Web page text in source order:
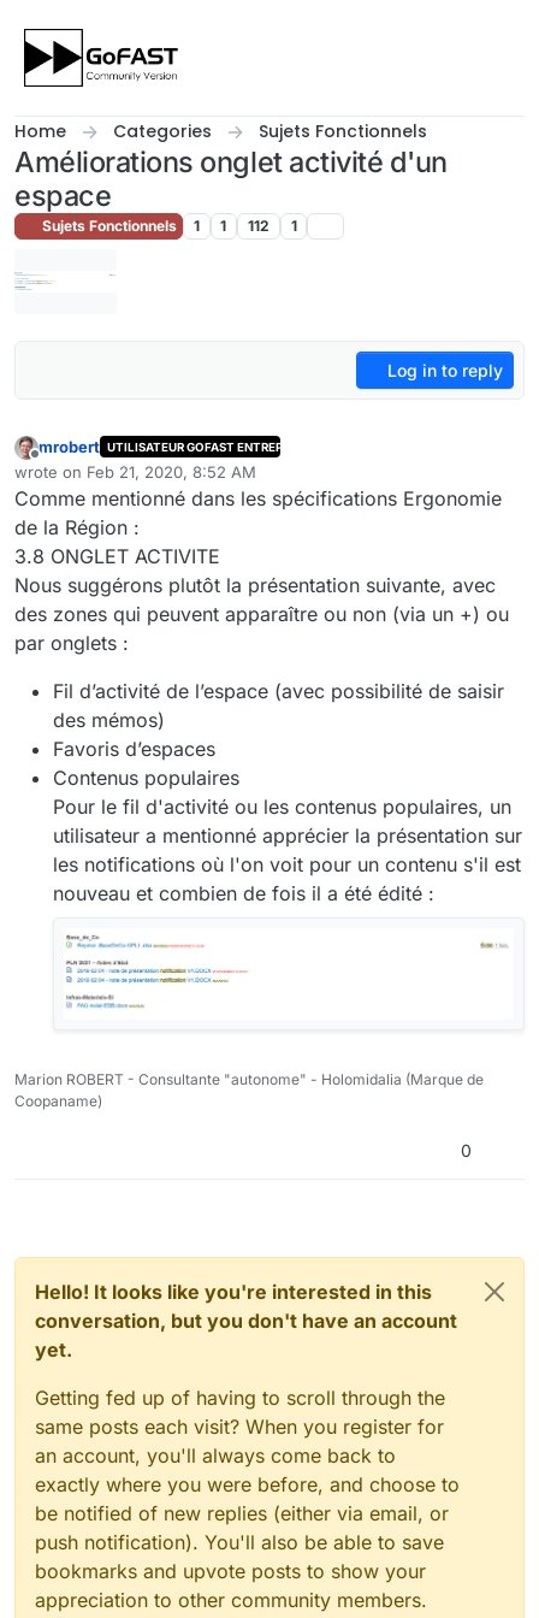
Home Categories Sujets Fonctionnels
Améliorations onglet activité d'un
espace
Sujets Fonctionnels 1 1 112 1
Log in to reply
Offline
mrobert UTILISATEUR GOFAST ENTREPRISE
wrote on Feb 21, 2020, 8:52 AM
last edited by
Comme mentionné dans les spécifications Ergonomie
de la Région :
3.8 ONGLET ACTIVITE
Nous suggérons plutôt la présentation suivante, avec
des zones qui peuvent apparaître ou non (via un +) ou
par onglets :
Fil d’activité de l’espace (avec possibilité de saisir
des mémos)
Favoris d’espaces
Contenus populaires
Pour le fil d'activité ou les contenus populaires, un
utilisateur a mentionné apprécier la présentation sur
les notifications où l'on voit pour un contenu s'il est
nouveau et combien de fois il a été édité :
Marion ROBERT - Consultante "autonome" - Holomidalia (Marque de
Coopaname)
0
Hello! It looks like you're interested in this
conversation, but you don't have an account
yet.
Getting fed up of having to scroll through the
same posts each visit? When you register for
an account, you'll always come back to
exactly where you were before, and choose to
be notified of new replies (either via email, or
push notification). You'll also be able to save
bookmarks and upvote posts to show your
appreciation to other community members.